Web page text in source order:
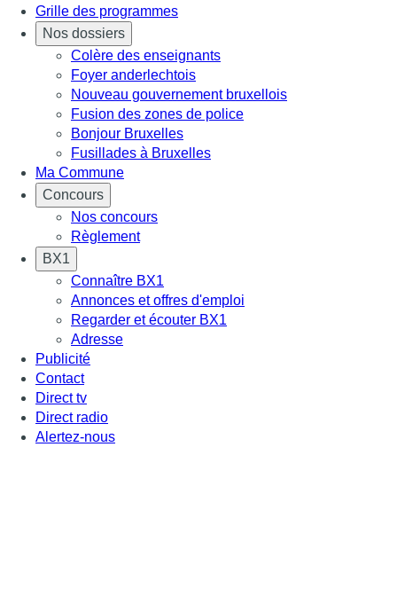
Grille des programmes
Nos dossiers
Colère des enseignants
Foyer anderlechtois
Nouveau gouvernement bruxellois
Fusion des zones de police
Bonjour Bruxelles
Fusillades à Bruxelles
Ma Commune
Concours
Nos concours
Règlement
BX1
Connaître BX1
Annonces et offres d'emploi
Regarder et écouter BX1
Adresse
Publicité
Contact
Direct tv
Direct radio
Alertez-nous